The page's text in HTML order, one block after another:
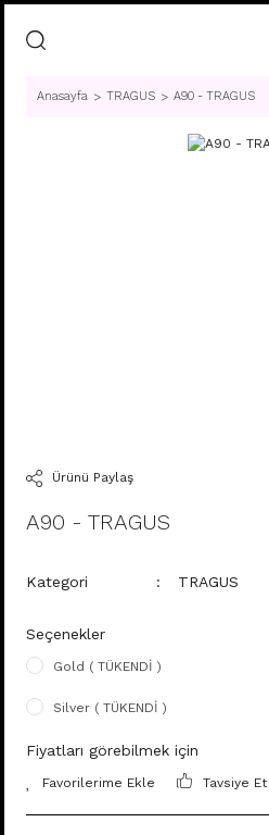
Anasayfa TRAGUS A90 - TRAGUS
Ürünü Paylaş
A90 - TRAGUS
Kategori TRAGUS
Seçenekler
Gold ( TÜKENDİ )
Silver ( TÜKENDİ )
Fiyatları görebilmek için
Tavsiye Et